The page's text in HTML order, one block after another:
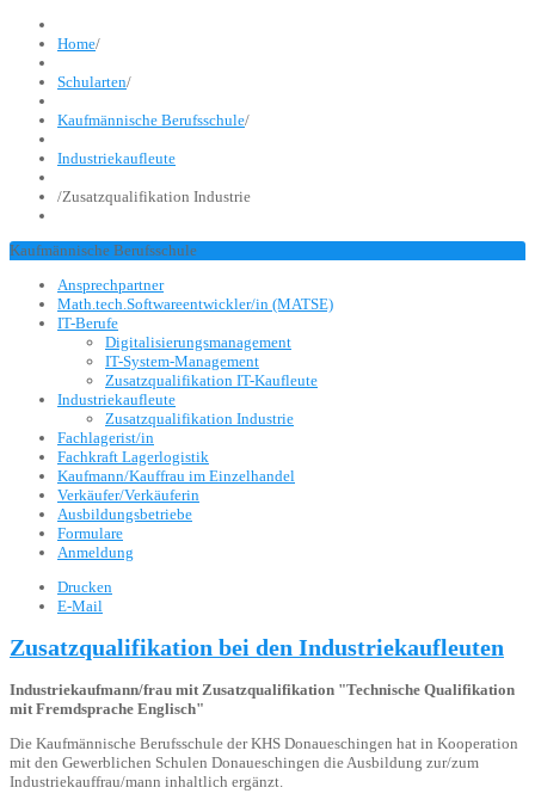
Home/
Schularten/
Kaufmännische Berufsschule/
Industriekaufleute
/Zusatzqualifikation Industrie
Kaufmännische Berufsschule
Ansprechpartner
Math.tech.Softwareentwickler/in (MATSE)
IT-Berufe
Digitalisierungsmanagement
IT-System-Management
Zusatzqualifikation IT-Kaufleute
Industriekaufleute
Zusatzqualifikation Industrie
Fachlagerist/in
Fachkraft Lagerlogistik
Kaufmann/Kauffrau im Einzelhandel
Verkäufer/Verkäuferin
Ausbildungsbetriebe
Formulare
Anmeldung
Drucken
E-Mail
Zusatzqualifikation bei den Industriekaufleuten
Industriekaufmann/frau mit Zusatzqualifikation "Technische Qualifikation
mit Fremdsprache Englisch"
Die Kaufmännische Berufsschule der KHS Donaueschingen hat in Kooperation
mit den Gewerblichen Schulen Donaueschingen die Ausbildung zur/zum
Industriekauffrau/mann inhaltlich ergänzt.